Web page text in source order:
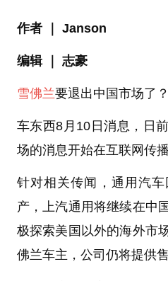
作者 ｜ Janson
编辑 ｜ 志豪
雪佛兰要退出中国市场了？
车东西8月10日消息，日
场的消息开始在互联网传播
针对相关传闻，通用汽
产，上汽通用将继续在中
极探索美国以外的海外市
佛兰车主，公司仍将提供